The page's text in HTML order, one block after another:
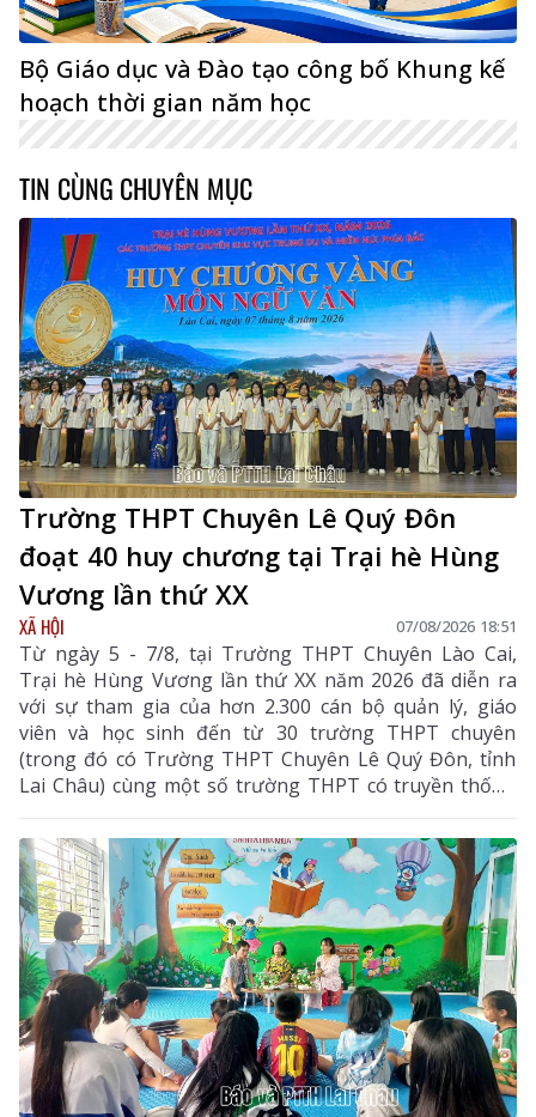
Bộ Giáo dục và Đào tạo công bố Khung kế
hoạch thời gian năm học
TIN CÙNG CHUYÊN MỤC
Trường THPT Chuyên Lê Quý Đôn
đoạt 40 huy chương tại Trại hè Hùng
Vương lần thứ XX
XÃ HỘI 07/08/2026 18:51
Từ ngày 5 - 7/8, tại Trường THPT Chuyên Lào Cai,
Trại hè Hùng Vương lần thứ XX năm 2026 đã diễn ra
với sự tham gia của hơn 2.300 cán bộ quản lý, giáo
viên và học sinh đến từ 30 trường THPT chuyên
(trong đó có Trường THPT Chuyên Lê Quý Đôn, tỉnh
Lai Châu) cùng một số trường THPT có truyền thống
chất lượng cao trên cả nước.